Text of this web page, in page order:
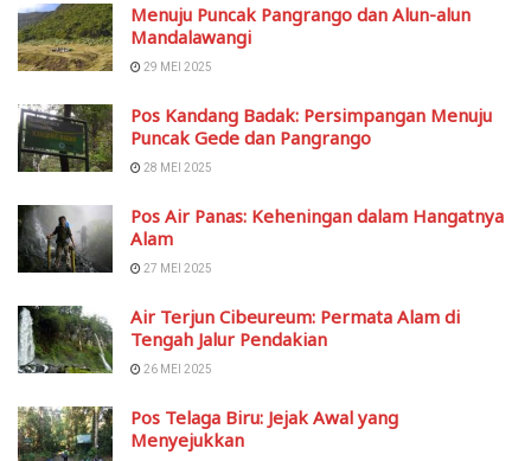
Menuju Puncak Pangrango dan Alun-alun
Mandalawangi
29 MEI 2025
Pos Kandang Badak: Persimpangan Menuju
Puncak Gede dan Pangrango
28 MEI 2025
Pos Air Panas: Keheningan dalam Hangatnya
Alam
27 MEI 2025
Air Terjun Cibeureum: Permata Alam di
Tengah Jalur Pendakian
26 MEI 2025
Pos Telaga Biru: Jejak Awal yang
Menyejukkan